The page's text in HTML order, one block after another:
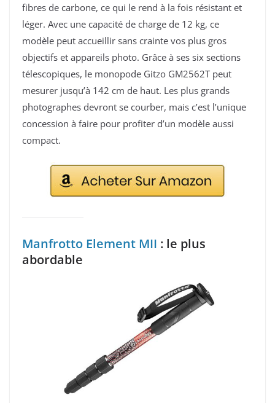
fibres de carbone, ce qui le rend à la fois résistant et
léger. Avec une capacité de charge de 12 kg, ce
modèle peut accueillir sans crainte vos plus gros
objectifs et appareils photo. Grâce à ses six sections
télescopiques, le monopode Gitzo GM2562T peut
mesurer jusqu’à 142 cm de haut. Les plus grands
photographes devront se courber, mais c’est l’unique
concession à faire pour profiter d’un modèle aussi
compact.
Manfrotto Element MII : le plus
abordable